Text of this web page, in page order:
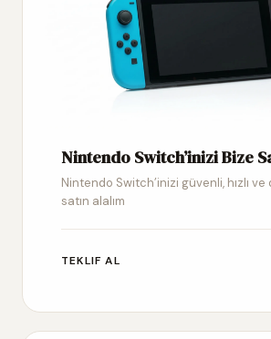
Nintendo Switch’inizi Bize
Nintendo Switch’inizi güvenli, hızlı
satın alalım
TEKLIF AL